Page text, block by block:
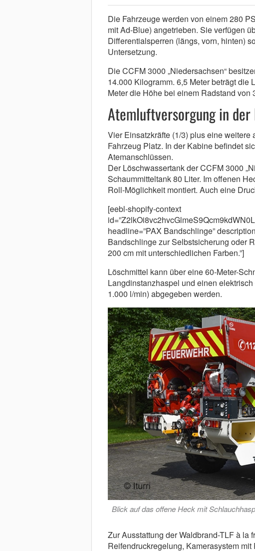
Die Fahrzeuge werden von einem 280
mit Ad-Blue) angetrieben. Sie verfügen
Differentialsperren (längs, vorn, hinten)
Untersetzung.
Die CCFM 3000 „Niedersachsen“
14.000 Kilogramm. 6,5 Meter beträgt die
Meter die Höhe bei einem Radstand von
Atemluftversorgung in der
Vier Einsatzkräfte (1/3) plus eine weitere
Fahrzeug Platz. In der Kabine befindet
Atemanschlüssen.
Der Löschwassertank der CCFM 3000
Schaummitteltank 80 Liter. Im offenen
Roll-Möglichkeit montiert. Auch eine
[eebl-shopify-context
headline=”PAX Bandschlinge”
Bandschlinge zur Selbstsicherung oder
200 cm mit unterschiedlichen Farben.”]
Löschmittel kann über eine 60-Meter-
Langdinstanzhaspel und einen
1.000 l/min) abgegeben werden.
Blick auf das offene Heck mit
Zur Ausstattung der Waldbrand-TLF à
Reifendruckregelung, Kamerasystem